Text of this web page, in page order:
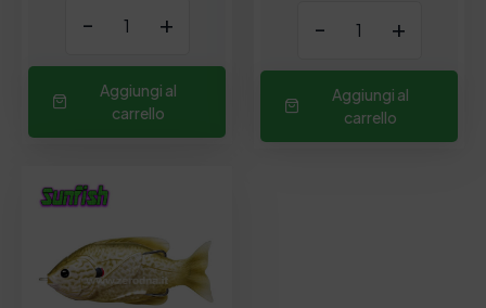
- +
Aggiungi al
carrello
- +
Aggiungi al
carrello